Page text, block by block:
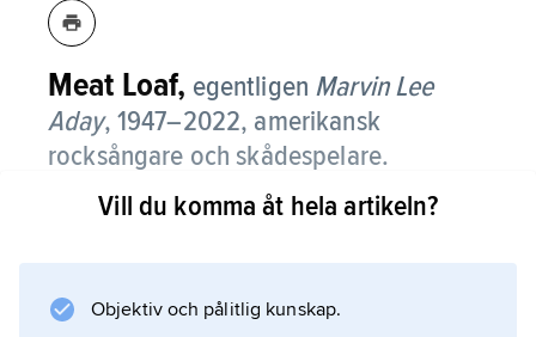
Meat Loaf, egentligen Marvin Lee
Aday, 1947–2022, amerikansk
rocksångare och skådespelare.
Meat Loaf hade från slutet av 1960-talet varit
Stoney & Meatloaf
Vill du komma åt hela artikeln?
Objektiv och pålitlig kunskap.